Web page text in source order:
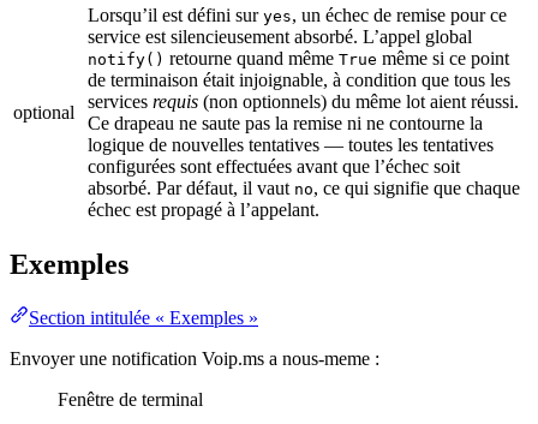
optional
Lorsqu’il est défini sur yes, un échec de remise pour ce
service est silencieusement absorbé. L’appel global
notify() retourne quand même True même si ce point
de terminaison était injoignable, à condition que tous les
services requis (non optionnels) du même lot aient réussi.
Ce drapeau ne saute pas la remise ni ne contourne la
logique de nouvelles tentatives — toutes les tentatives
configurées sont effectuées avant que l’échec soit
absorbé. Par défaut, il vaut no, ce qui signifie que chaque
échec est propagé à l’appelant.
Exemples
Section intitulée « Exemples »
Envoyer une notification Voip.ms a nous-meme :
Fenêtre de terminal